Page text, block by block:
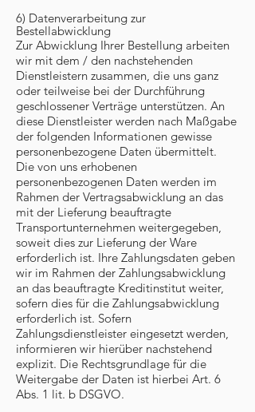
6) Datenverarbeitung zur
Bestellabwicklung
Zur Abwicklung Ihrer Bestellung arbeiten
wir mit dem / den nachstehenden
Dienstleistern zusammen, die uns ganz
oder teilweise bei der Durchführung
geschlossener Verträge unterstützen. An
diese Dienstleister werden nach Maßgabe
der folgenden Informationen gewisse
personenbezogene Daten übermittelt.
Die von uns erhobenen
personenbezogenen Daten werden im
Rahmen der Vertragsabwicklung an das
mit der Lieferung beauftragte
Transportunternehmen weitergegeben,
soweit dies zur Lieferung der Ware
erforderlich ist. Ihre Zahlungsdaten geben
wir im Rahmen der Zahlungsabwicklung
an das beauftragte Kreditinstitut weiter,
sofern dies für die Zahlungsabwicklung
erforderlich ist. Sofern
Zahlungsdienstleister eingesetzt werden,
informieren wir hierüber nachstehend
explizit. Die Rechtsgrundlage für die
Weitergabe der Daten ist hierbei Art. 6
Abs. 1 lit. b DSGVO.